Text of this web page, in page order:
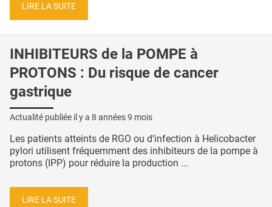
LIRE LA SUITE
INHIBITEURS de la POMPE à
PROTONS : Du risque de cancer
gastrique
Actualité publiée il y a 8 années 9 mois
Les patients atteints de RGO ou d’infection à Helicobacter
pylori utilisent fréquemment des inhibiteurs de la pompe à
protons (IPP) pour réduire la production ...
LIRE LA SUITE